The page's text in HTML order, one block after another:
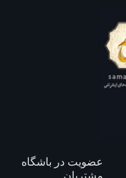
عضویت در باشگاه